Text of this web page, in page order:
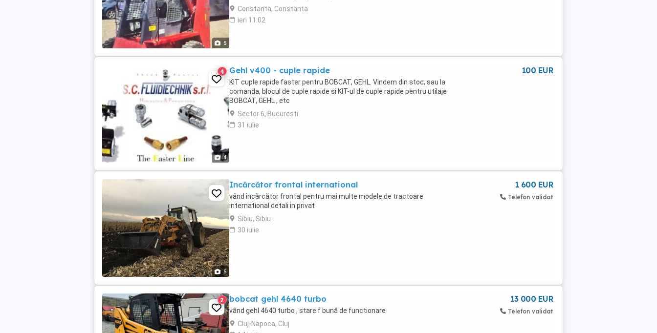
5
Constanta, Constanta
ieri 11:02
4
4 Gehl v400 - cuple rapide
KIT cuple rapide faster pentru BOBCAT, GEHL. Vindem din stoc, sau la
comanda, blocul de cuple rapide si KIT-ul de cuple rapide pentru utilaje
BOBCAT, GEHL , etc
Sector 6, Bucuresti
31 iulie
100 EUR
5
Incărcător frontal international
vând încărcător frontal pentru mai multe modele de tractoare
international detali in privat
Sibiu, Sibiu
30 iulie
1 600 EUR
Telefon validat
2 bobcat gehl 4640 turbo
vând gehl 4640 turbo , stare f bună de functionare
Cluj-Napoca, Cluj
13 000 EUR
Telefon validat